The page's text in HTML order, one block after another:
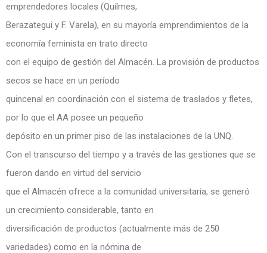
emprendedores locales (Quilmes,
Berazategui y F. Varela), en su mayoría emprendimientos de la
economía feminista en trato directo
con el equipo de gestión del Almacén. La provisión de productos
secos se hace en un período
quincenal en coordinación con el sistema de traslados y fletes,
por lo que el AA posee un pequeño
depósito en un primer piso de las instalaciones de la UNQ.
Con el transcurso del tiempo y a través de las gestiones que se
fueron dando en virtud del servicio
que el Almacén ofrece a la comunidad universitaria, se generó
un crecimiento considerable, tanto en
diversificación de productos (actualmente más de 250
variedades) como en la nómina de